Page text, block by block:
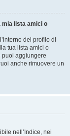
mia lista amici o
del profilo di
tua lista amici o
puoi aggiungere
anche rimuovere un
nell’Indice, nei